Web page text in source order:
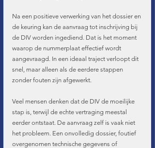
Na een positieve verwerking van het dossier en
de keuring kan de aanvraag tot inschrijving bij
de DIV worden ingediend. Dat is het moment
waarop de nummerplaat effectief wordt
aangevraagd. In een ideaal traject verloopt dit
snel, maar alleen als de eerdere stappen
zonder fouten zijn afgewerkt.
Veel mensen denken dat de DIV de moeilijke
stap is, terwijl de echte vertraging meestal
eerder ontstaat. De aanvraag zelf is vaak niet
het probleem. Een onvolledig dossier, foutief
overgenomen technische gegevens of